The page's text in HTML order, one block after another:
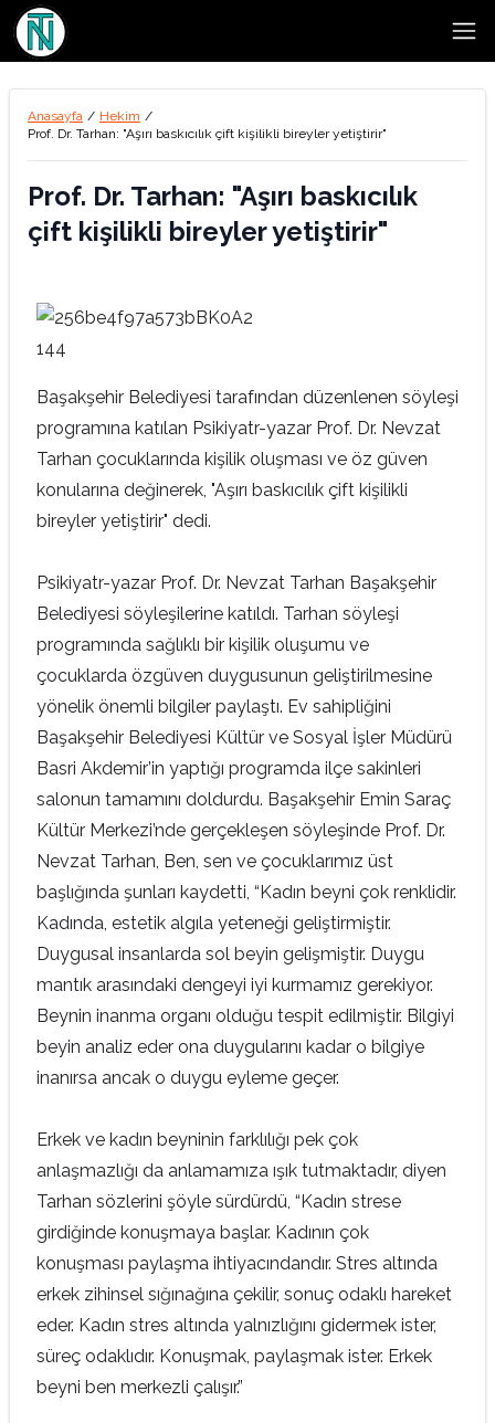
Anasayfa / Hekim /
Prof. Dr. Tarhan: "Aşırı baskıcılık çift kişilikli bireyler yetiştirir"
Prof. Dr. Tarhan: "Aşırı baskıcılık
çift kişilikli bireyler yetiştirir"
Başakşehir Belediyesi tarafından düzenlenen söyleşi
programına katılan Psikiyatr-yazar Prof. Dr. Nevzat
Tarhan çocuklarında kişilik oluşması ve öz güven
konularına değinerek, "Aşırı baskıcılık çift kişilikli
bireyler yetiştirir" dedi.
Psikiyatr-yazar Prof. Dr. Nevzat Tarhan Başakşehir
Belediyesi söyleşilerine katıldı. Tarhan söyleşi
programında sağlıklı bir kişilik oluşumu ve
çocuklarda özgüven duygusunun geliştirilmesine
yönelik önemli bilgiler paylaştı. Ev sahipliğini
Başakşehir Belediyesi Kültür ve Sosyal İşler Müdürü
Basri Akdemir’in yaptığı programda ilçe sakinleri
salonun tamamını doldurdu. Başakşehir Emin Saraç
Kültür Merkezi’nde gerçekleşen söyleşinde Prof. Dr.
Nevzat Tarhan, Ben, sen ve çocuklarımız üst
başlığında şunları kaydetti, “Kadın beyni çok renklidir.
Kadında, estetik algıla yeteneği geliştirmiştir.
Duygusal insanlarda sol beyin gelişmiştir. Duygu
mantık arasındaki dengeyi iyi kurmamız gerekiyor.
Beynin inanma organı olduğu tespit edilmiştir. Bilgiyi
beyin analiz eder ona duygularını kadar o bilgiye
inanırsa ancak o duygu eyleme geçer.
Erkek ve kadın beyninin farklılığı pek çok
anlaşmazlığı da anlamamıza ışık tutmaktadır, diyen
Tarhan sözlerini şöyle sürdürdü, “Kadın strese
girdiğinde konuşmaya başlar. Kadının çok
konuşması paylaşma ihtiyacındandır. Stres altında
erkek zihinsel sığınağına çekilir, sonuç odaklı hareket
eder. Kadın stres altında yalnızlığını gidermek ister,
süreç odaklıdır. Konuşmak, paylaşmak ister. Erkek
beyni ben merkezli çalışır.”